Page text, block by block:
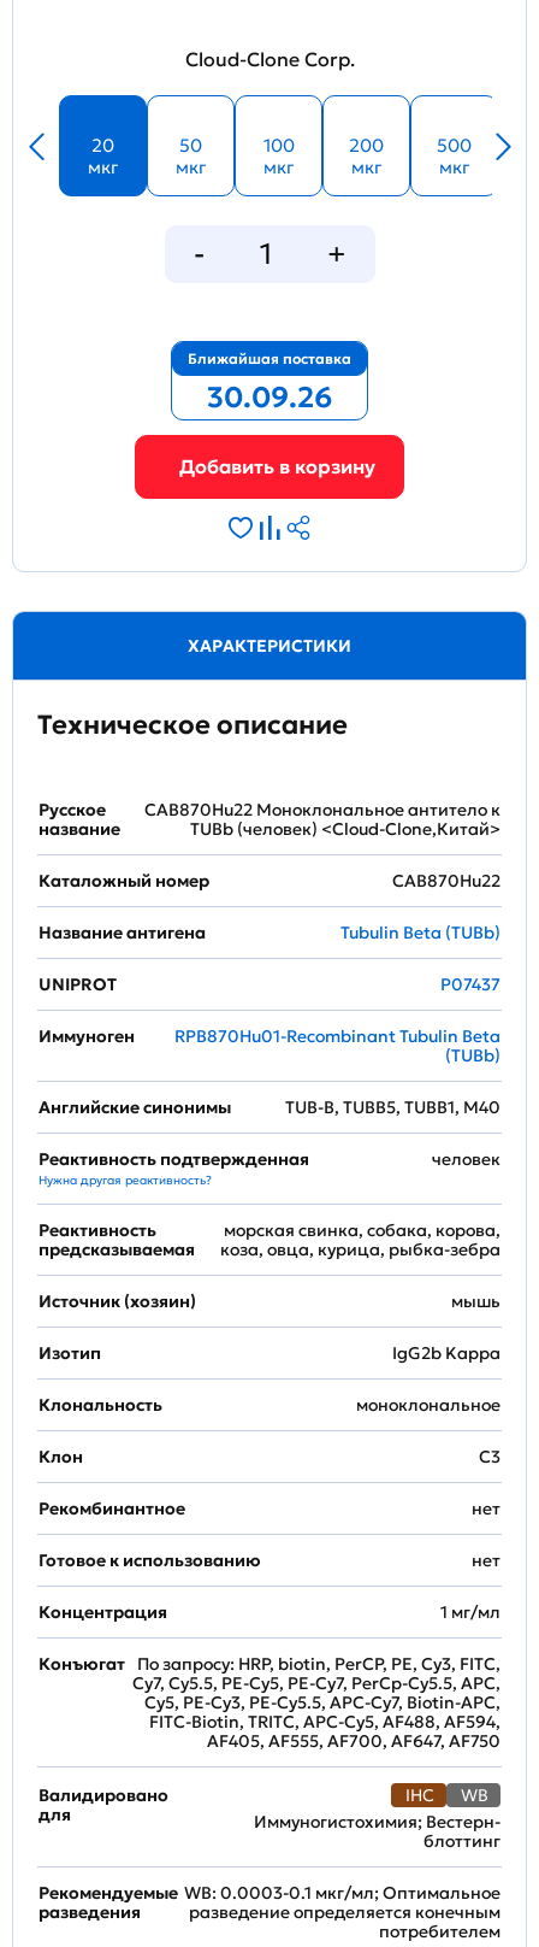
Cloud-Clone Corp.
20
мкг
50
мкг
100
мкг
200
мкг
500
мкг
Ближайшая поставка
30.09.26
ХАРАКТЕРИСТИКИ
Техническое описание
Русское
название
CAB870Hu22 Моноклональное антитело к
TUBb (человек) <Cloud-Clone,Китай>
Каталожный номер CAB870Hu22
Название антигена Tubulin Beta (TUBb)
UNIPROT P07437
Иммуноген
RPB870Hu01-Recombinant Tubulin Beta
(TUBb)
Английские синонимы TUB-B, TUBB5, TUBB1, M40
Реактивность подтвержденная
Нужна другая реактивность?
человек
Реактивность
предсказываемая
морская свинка, собака, корова,
коза, овца, курица, рыбка-зебра
Источник (хозяин) мышь
Изотип IgG2b Kappa
Клональность моноклональное
Клон C3
Рекомбинантное нет
Готовое к использованию нет
Концентрация 1 мг/мл
Конъюгат
По запросу: HRP, biotin, PerCP, PE, Cy3, FITC,
Cy7, Cy5.5, PE-Cy5, PE-Cy7, PerCp-Cy5.5, APC,
Cy5, PE-Cy3, PE-Cy5.5, APC-Cy7, Biotin-APC,
FITC-Biotin, TRITC, APC-Cy5, AF488, AF594,
AF405, AF555, AF700, AF647, AF750
Валидировано
для
IHC
WB
Иммуногистохимия; Вестерн-
блоттинг
Рекомендуемые
разведения
WB: 0.0003-0.1 мкг/мл; Оптимальное
разведение определяется конечным
потребителем